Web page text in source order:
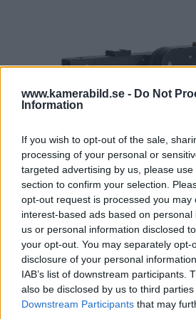
www.kamerabild.se - Do Not
Information
If you wish to opt-out of the sale,
processing of your personal or
targeted advertising by us, please
section to confirm your selection.
opt-out request is processed you may
interest-based ads based on
us or personal information disclosed
your opt-out. You may separately opt-
disclosure of your personal
IAB’s list of downstream participants.
also be disclosed by us to third
Downstream Participants that may